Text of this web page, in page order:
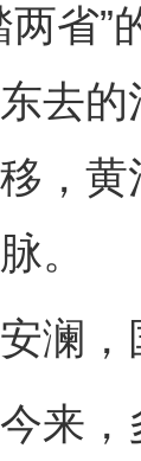
两省
去
，
。
，
，多